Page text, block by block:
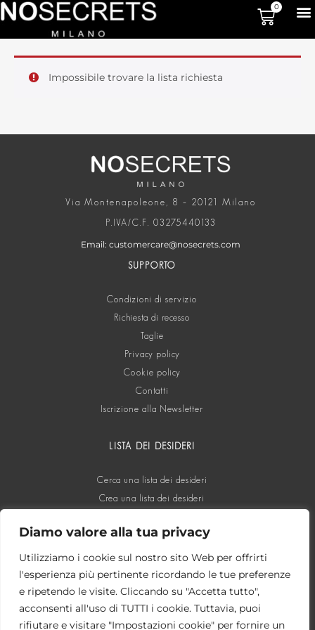
Diamo valore alla tua privacy
Utilizziamo i cookie sul nostro sito Web per offrirti
l'esperienza più pertinente ricordando le tue preferenze
e ripetendo le visite. Cliccando su "Accetta tutto",
acconsenti all'uso di TUTTI i cookie. Tuttavia, puoi
rifiutare e visitare "Impostazioni cookie" per fornire un
0
Impossibile trovare la lista richiesta
Via Montenapoleone, 8 – 20121 Milano
P.IVA/C.F. 03275440133
Email: customercare@nosecrets.com
SUPPORTO
Condizioni di servizio
Richiesta di recesso
Taglie
Privacy policy
Cookie policy
Contatti
Iscrizione alla Newsletter
LISTA DEI DESIDERI
Cerca una lista dei desideri
Crea una lista dei desideri
SOCIAL